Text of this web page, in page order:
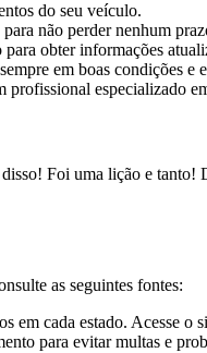
do seu veículo.
não perder nenhum
obter informações
em boas condições e
profissional especializado
Foi uma lição e tanto!
as seguintes fontes:
cada estado. Acesse o
para evitar multas e